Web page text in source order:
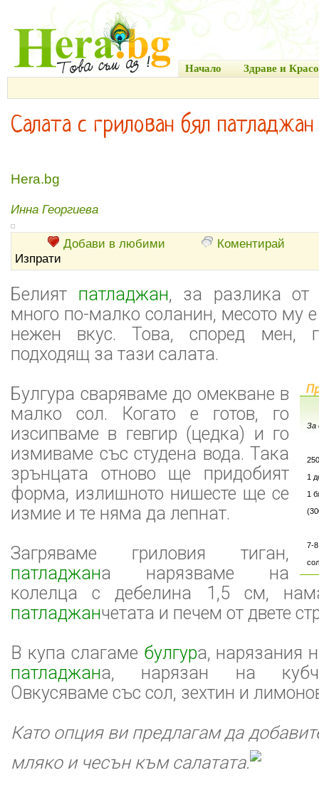
Начало Здраве и
Салата с грилован бял
Hera.bg
Инна Георгиева
Добави в любими
Коментирай
Изпрати
Белият патладжан, за разлика от
много по-малко соланин, месото му
нежен вкус. Това, според мен,
подходящ за тази салата.
За
1
1
7-
Булгура сваряваме до омекване в
малко сол. Когато е готов, го
изсипваме в гевгир (цедка) и го
измиваме със студена вода. Така
зрънцата отново ще придобият
форма, излишното нишесте ще се
измие и те няма да лепнат.
Загряваме гриловия тиган,
патладжана нарязваме на
колелца с дебелина 1,5 см,
патладжанчетата и печем от двете
В купа слагаме булгура, нарязания
патладжана, нарязан на
Овкусяваме със сол, зехтин и
Като опция ви предлагам да
мляко и чесън към салатата.